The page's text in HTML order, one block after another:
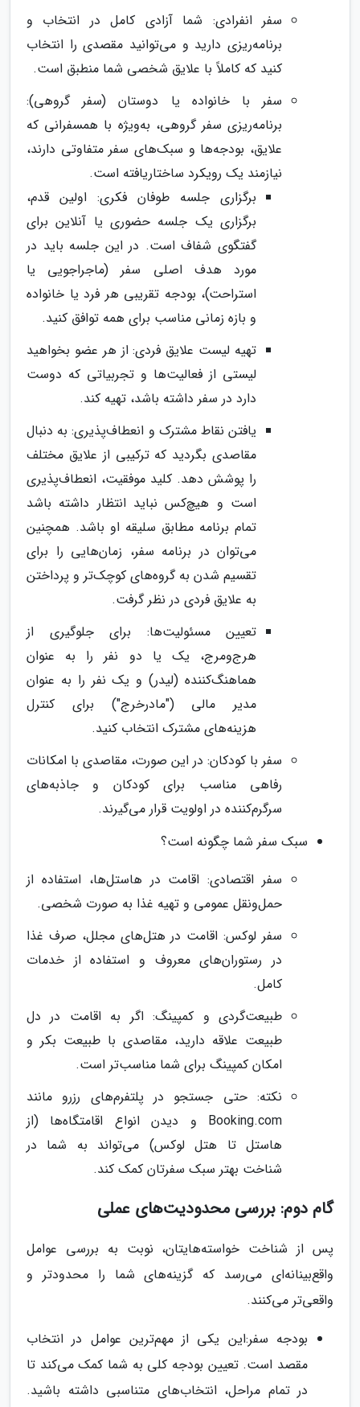
سفر انفرادی: شما آزادی کامل در انتخاب و
برنامه‌ریزی دارید و می‌توانید مقصدی را انتخاب
کنید که کاملاً با علایق شخصی شما منطبق است.
سفر با خانواده یا دوستان (سفر گروهی):
برنامه‌ریزی سفر گروهی، به‌ویژه با همسفرانی که
علایق، بودجه‌ها و سبک‌های سفر متفاوتی دارند،
نیازمند یک رویکرد ساختاریافته است.
برگزاری جلسه طوفان فکری: اولین قدم،
برگزاری یک جلسه حضوری یا آنلاین برای
گفتگوی شفاف است. در این جلسه باید در
مورد هدف اصلی سفر (ماجراجویی یا
استراحت)، بودجه تقریبی هر فرد یا خانواده
و بازه زمانی مناسب برای همه توافق کنید.
تهیه لیست علایق فردی: از هر عضو بخواهید
لیستی از فعالیت‌ها و تجربیاتی که دوست
دارد در سفر داشته باشد، تهیه کند.
یافتن نقاط مشترک و انعطاف‌پذیری: به دنبال
مقاصدی بگردید که ترکیبی از علایق مختلف
را پوشش دهد. کلید موفقیت، انعطاف‌پذیری
است و هیچ‌کس نباید انتظار داشته باشد
تمام برنامه مطابق سلیقه او باشد. همچنین
می‌توان در برنامه سفر، زمان‌هایی را برای
تقسیم شدن به گروه‌های کوچک‌تر و پرداختن
به علایق فردی در نظر گرفت.
تعیین مسئولیت‌ها: برای جلوگیری از
هرج‌ومرج، یک یا دو نفر را به عنوان
هماهنگ‌کننده (لیدر) و یک نفر را به عنوان
مدیر مالی ("مادرخرج") برای کنترل
هزینه‌های مشترک انتخاب کنید.
سفر با کودکان: در این صورت، مقاصدی با امکانات
رفاهی مناسب برای کودکان و جاذبه‌های
سرگرم‌کننده در اولویت قرار می‌گیرند.
سبک سفر شما چگونه است؟
سفر اقتصادی: اقامت در هاستل‌ها، استفاده از
حمل‌ونقل عمومی و تهیه غذا به صورت شخصی.
سفر لوکس: اقامت در هتل‌های مجلل، صرف غذا
در رستوران‌های معروف و استفاده از خدمات
کامل.
طبیعت‌گردی و کمپینگ: اگر به اقامت در دل
طبیعت علاقه دارید، مقاصدی با طبیعت بکر و
امکان کمپینگ برای شما مناسب‌تر است.
نکته: حتی جستجو در پلتفرم‌های رزرو مانند
Booking.com و دیدن انواع اقامتگاه‌ها (از
هاستل تا هتل لوکس) می‌تواند به شما در
شناخت بهتر سبک سفرتان کمک کند.
گام دوم: بررسی محدودیت‌های عملی
پس از شناخت خواسته‌هایتان، نوبت به بررسی عوامل
واقع‌بینانه‌ای می‌رسد که گزینه‌های شما را محدودتر و
واقعی‌تر می‌کنند.
بودجه سفر:این یکی از مهم‌ترین عوامل در انتخاب
مقصد است. تعیین بودجه کلی به شما کمک می‌کند تا
در تمام مراحل، انتخاب‌های متناسبی داشته باشید.